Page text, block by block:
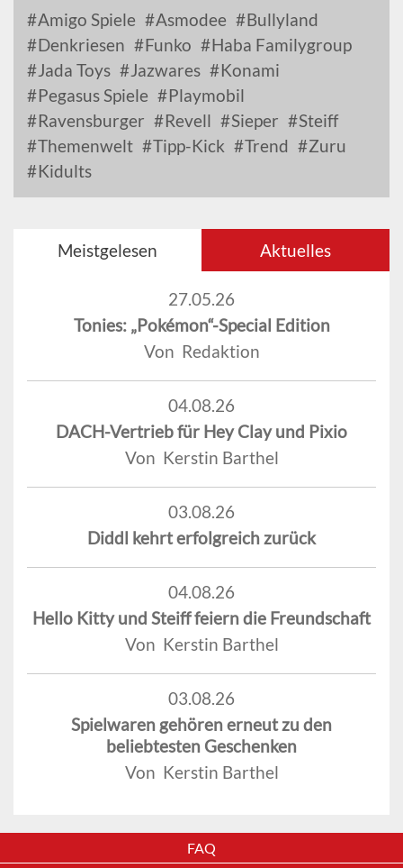
Amigo Spiele Asmodee
Bullyland
Denkriesen
Funko
Haba Familygroup
Jada Toys
Jazwares
Konami
Pegasus Spiele
Playmobil
Ravensburger
Revell Sieper
Steiff
Themenwelt
Tipp-Kick Trend
Zuru
Kidults
Meistgelesen Aktuelles
27.05.26
Tonies: „Pokémon“-Special Edition
Von Redaktion
04.08.26
DACH-Vertrieb für Hey Clay und Pixio
Von Kerstin Barthel
03.08.26
Diddl kehrt erfolgreich zurück
04.08.26
Hello Kitty und Steiff feiern die Freundschaft
Von Kerstin Barthel
03.08.26
Spielwaren gehören erneut zu den
beliebtesten Geschenken
Von Kerstin Barthel
FAQ